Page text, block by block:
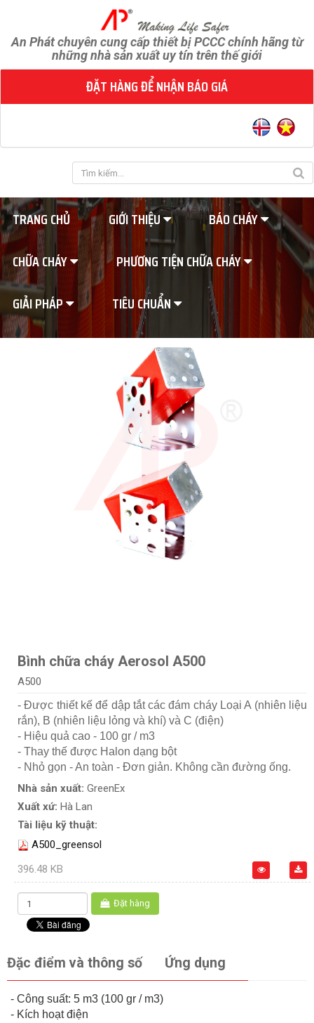
An Phát chuyên cung cấp thiết bị PCCC chính hãng từ
những nhà sản xuất uy tín trên thế giới
ĐẶT HÀNG ĐỂ NHẬN BÁO GIÁ
TRANG CHỦ GIỚI THIỆU
BÁO CHÁY
CHỮA CHÁY
PHƯƠNG TIỆN CHỮA CHÁY
GIẢI PHÁP
TIÊU CHUẨN
Bình chữa cháy Aerosol A500
A500
- Được thiết kế để dập tắt các đám cháy Loại A (nhiên liệu
rắn), B (nhiên liệu lỏng và khí) và C (điện)
- Hiệu quả cao - 100 gr / m3
- Thay thế được Halon dạng bột
- Nhỏ gọn - An toàn - Đơn giản. Không cần đường ống.
Nhà sản xuất: GreenEx
Xuất xứ: Hà Lan
Tài liệu kỹ thuật:
A500_greensol
396.48 KB
Đặt hàng
Đặc điểm và thông số Ứng dụng
- Công suất: 5 m3 (100 gr / m3)
- Kích hoạt điện